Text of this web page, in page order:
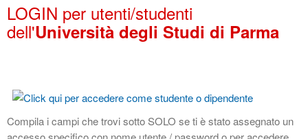
LOGIN per utenti/studenti
dell'Università degli Studi di Parma
Compila i campi che trovi sotto SOLO se ti è stato assegnato un